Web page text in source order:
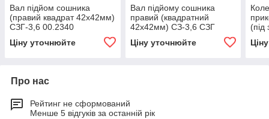
Вал підйом сошника
(правий квадрат 42х42мм)
СЗГ-3,6 00.2340
Ціну уточнюйте
Вал підйому сошника
правий (квадратний
42х42мм) СЗ-3,6 СЗГ
Ціну уточнюйте
Про нас
Рейтинг не сформований
Менше 5 відгуків за останній рік